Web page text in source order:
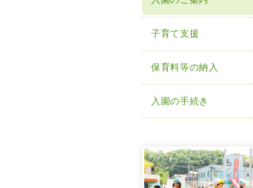
子育て支援
保育料等の納入
入園の手続き